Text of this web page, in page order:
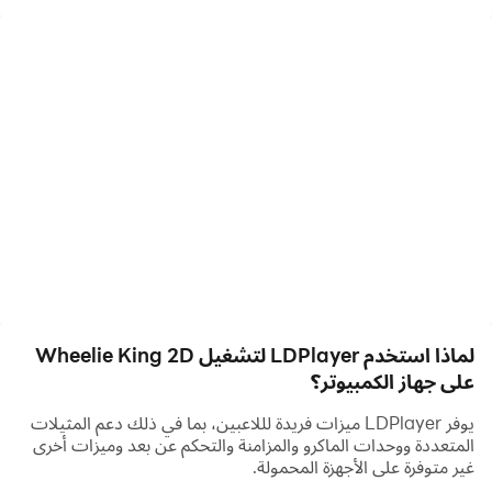
سباق الدراجات النارية الخاصة بنا ، فإنك تدخل في عالم من
المغامرات والأعمال المثيرة الحرة التي ستجعل كل دقيقة لديك
والسرعة ، والخريطة للقيام بالأعمال المثيرة الحرة دون الاصطدام أو
الاصطدام بالعقبات. اربح نقاطًا عند أداء Endos وإكمال Wheelie
لماذا استخدم LDPlayer لتشغيل Wheelie King 2D
على جهاز الكمبيوتر؟
يوفر LDPlayer ميزات فريدة لللاعبين، بما في ذلك دعم المثيلات
المتعددة ووحدات الماكرو والمزامنة والتحكم عن بعد وميزات أخرى
غير متوفرة على الأجهزة المحمولة.